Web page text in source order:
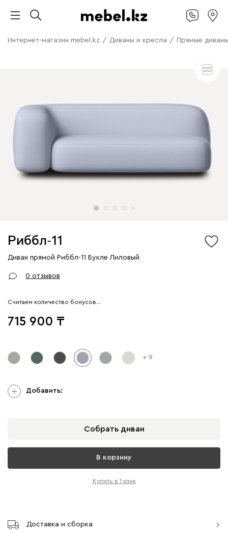
Интернет-магазин mebel.kz / Диваны и кресла / Прямые диваны
Риббл-11
Диван прямой Риббл-11 Букле Лиловый
0 отзывов
Считаем количество бонусов…
715 900
+ 9
Добавить:
Собрать диван
В корзину
Купить в 1 клик
Доставка и сборка